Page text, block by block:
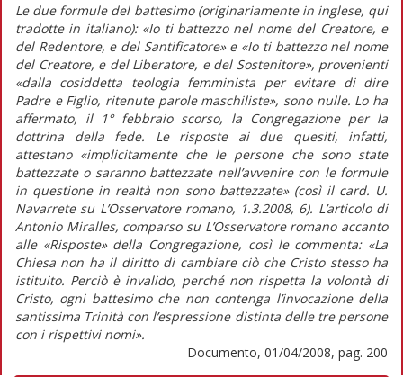
Le due formule del battesimo (originariamente in inglese, qui
tradotte in italiano): «Io ti battezzo nel nome del Creatore, e
del Redentore, e del Santificatore» e «Io ti battezzo nel nome
del Creatore, e del Liberatore, e del Sostenitore», provenienti
«dalla cosiddetta teologia femminista per evitare di dire
Padre e Figlio, ritenute parole maschiliste», sono nulle. Lo ha
affermato, il 1° febbraio scorso, la Congregazione per la
dottrina della fede. Le risposte ai due quesiti, infatti,
attestano «implicitamente che le persone che sono state
battezzate o saranno battezzate nell’avvenire con le formule
in questione in realtà non sono battezzate» (così il card. U.
Navarrete su L’Osservatore romano, 1.3.2008, 6). L’articolo di
Antonio Miralles, comparso su L’Osservatore romano accanto
alle «Risposte» della Congregazione, così le commenta: «La
Chiesa non ha il diritto di cambiare ciò che Cristo stesso ha
istituito. Perciò è invalido, perché non rispetta la volontà di
Cristo, ogni battesimo che non contenga l’invocazione della
santissima Trinità con l’espressione distinta delle tre persone
con i rispettivi nomi».
Documento, 01/04/2008, pag. 200